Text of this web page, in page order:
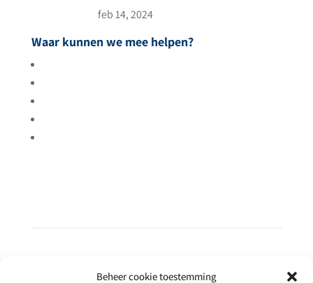
Beheer cookie toestemming
feb 14, 2024
Waar kunnen we mee helpen?